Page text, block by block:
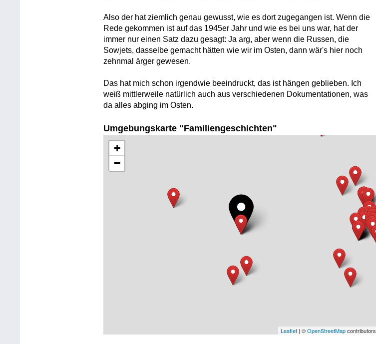
Also der hat ziemlich genau gewusst, wie es dort zugegangen ist. Wenn die
Rede gekommen ist auf das 1945er Jahr und wie es bei uns war, hat der
immer nur einen Satz dazu gesagt: Ja arg, aber wenn die Russen, die
Sowjets, dasselbe gemacht hätten wie wir im Osten, dann wär's hier noch
zehnmal ärger gewesen.
Das hat mich schon irgendwie beeindruckt, das ist hängen geblieben. Ich
weiß mittlerweile natürlich auch aus verschiedenen Dokumentationen, was
da alles abging im Osten.
Umgebungskarte "Familiengeschichten"
+
−
Leaflet| ©OpenStreetMapcontributors